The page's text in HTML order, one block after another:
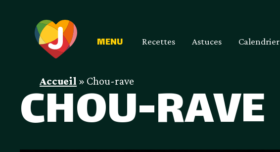
MENU Recettes Astuces Calendrier
Accueil»Chou-rave
CHOU-RAVE